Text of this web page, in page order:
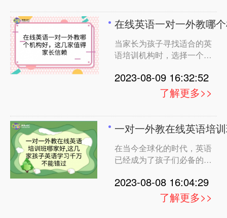
培养孩子的英语兴趣和基
础，课程设计灵活，适合幼
儿的认知和学习特点。 2.
趣趣ABC： 课程特点：趣
趣ABC提供一对一外教课
综合分析。 英语培训机构
的选择关系到孩子的学习成
果和兴趣培养。我们将从课
程特点、教学方法、师资力
机构的受欢迎原因。 瓜瓜
龙英语： 瓜瓜龙英语注重
以游戏、音乐、绘本等形式
激发孩子的学习兴趣。他们
的课程特点在于创新的教学
方式，将乐趣与学习相结
合，培养孩子的语感和发音
准确性。 阿卡索： 阿卡索
在线英语一对一外教哪
当家长为孩子寻找适合的英
语培训机构时，选择一个优
好的学习环境和教育资源。
以下是对Vipkid、鲸鱼、阿
卡索、趣趣ABC、说客英
英语培训机构的课程特点和
受欢迎的原因的分析。
Vipkid： Vipkid是一家在线
少儿英语教育平台，以一对
有专业的外教团队，提供个
性化的教学计划，注重口语
培养。家长可以灵活选择上
2023-08-09 16:32:52
了解更多>>
一对一外教在线英语培
在当今全球化的时代，英语
已经成为了孩子们必备的技
识到了英语教育的重要性，
为了给孩子提供更好的学习
机会，各种英语培训机构应
2023-08-08 16:04:29
了解更多>>